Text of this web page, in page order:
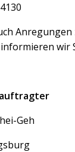
wir
Geh